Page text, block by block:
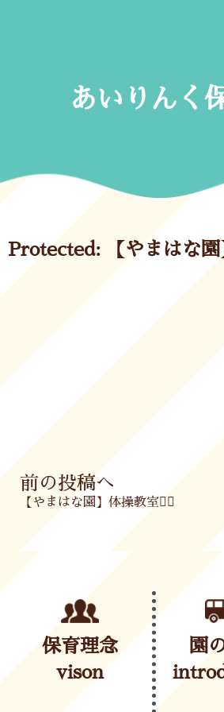
あいりんく
Protected: 【やまはな園
Prev
前の投稿へ
【やまはな園】体操教室🤸‍♀️
保育理念
vison
園